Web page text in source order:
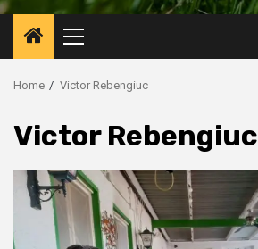
Primary
Menu
Home Victor Rebengiuc
Victor Rebengiuc